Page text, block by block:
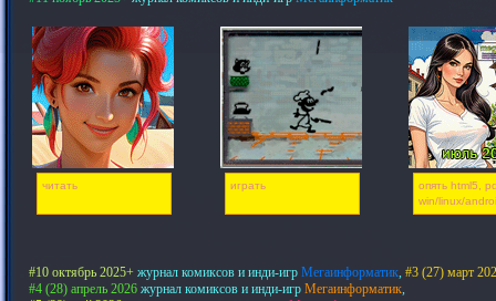
читать играть
опять html5,
win/linux/
#10 октябрь 2025+ журнал комиксов и инди-игр Мегаинформатик, #3 (27) март
#4 (28) апрель 2026 журнал комиксов и инди-игр Мегаинформатик,